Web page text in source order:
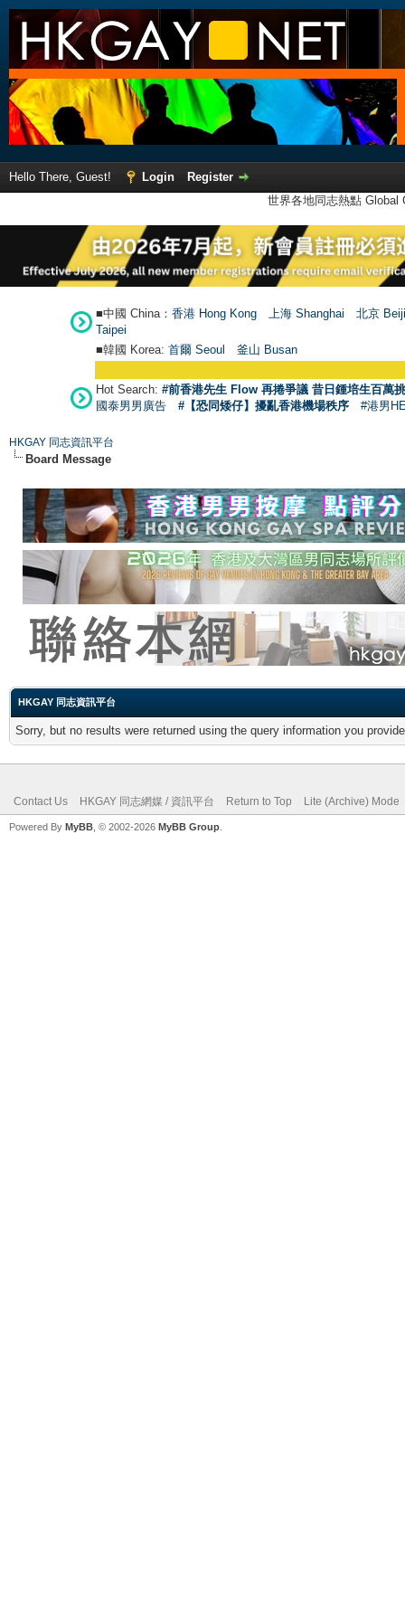
Hello There, Guest! Login
Register
世界各地同志熱點
■中國 China： 香港 Hong Kong 上海 Shanghai
北京
Taipei
■韓國 Korea: 首爾 Seoul 釜山 Busan
Hot Search: #前香港先生 Flow 再捲爭議 昔日鍾培生百萬
國泰男男廣告
#【恐同矮仔】擾亂香港機場秩序 #港男
HKGAY 同志資訊平台
Board Message
HKGAY 同志資訊平台
Sorry, but no results were returned using the query information you
Contact Us HKGAY 同志網媒 / 資訊平台 Return to Top Lite (Archive) Mode
Powered By MyBB , © 2002-2026 MyBB Group